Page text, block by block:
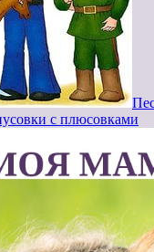
с плюсовками